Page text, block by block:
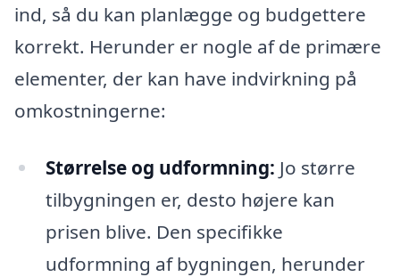
ind, så du kan planlægge og budgettere
korrekt. Herunder er nogle af de primære
elementer, der kan have indvirkning på
omkostningerne:
Størrelse og udformning: Jo større
tilbygningen er, desto højere kan
prisen blive. Den specifikke
udformning af bygningen, herunder